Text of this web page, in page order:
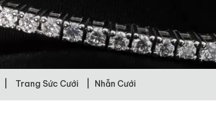
Trang Sức Cưới Nhẫn Cưới